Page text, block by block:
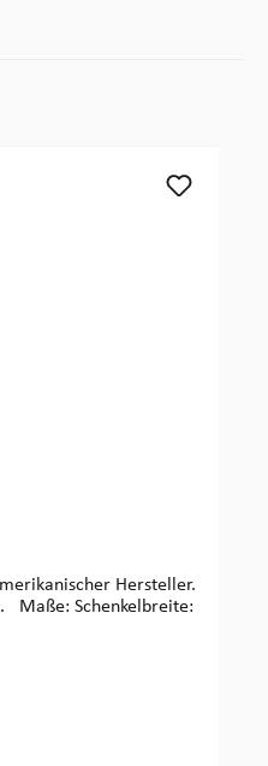
Hersteller.